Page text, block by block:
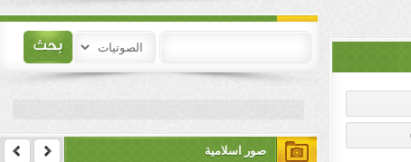
صور اسلامية